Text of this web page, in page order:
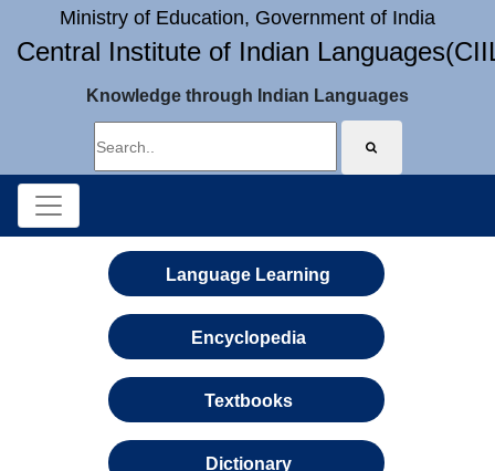
Ministry of Education, Government of India
Central Institute of Indian
Knowledge through Indian Languages
Language Learning
Encyclopedia
Textbooks
Dictionary